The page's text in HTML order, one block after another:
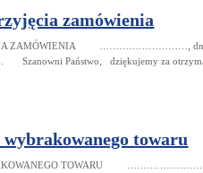
zamówienia
ZAMÓWIENIA ………………………,
Państwo, dziękujemy za otrzymane
wybrakowanego towaru
TOWARU